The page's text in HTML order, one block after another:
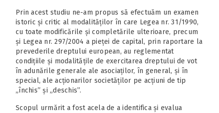
Prin acest studiu ne-am propus să efectuăm un examen
istoric și critic al modalităților în care Legea nr. 31/1990,
cu toate modificările și completările ulterioare, precum
și Legea nr. 297/2004 a pieței de capital, prin raportare la
prevederile dreptului european, au reglementat
condițiile și modalitățile de exercitarea dreptului de vot
în adunările generale ale asociaților, în general, și în
special, ale acționarilor societăților pe acțiuni de tip
„închis” și „deschis”.
Scopul urmărit a fost acela de a identifica și evalua